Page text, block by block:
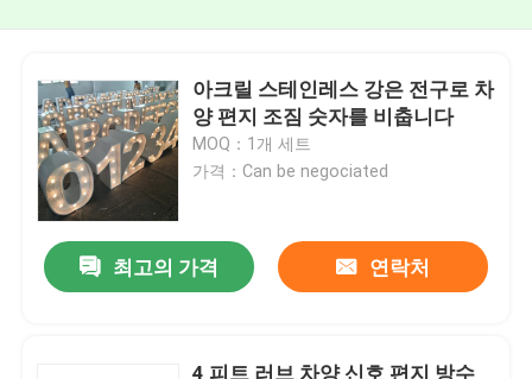
아크릴 스테인레스 강은 전구로 차
양 편지 조짐 숫자를 비춥니다
MOQ：1개 세트
가격：Can be negociated
최고의 가격 연락처
4 피트 러브 차양 신호 편지 방수